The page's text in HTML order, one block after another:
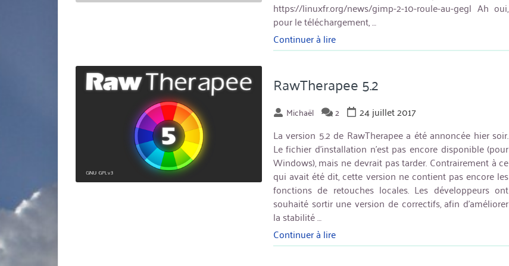
https://linuxfr.org/news/gimp-2-10-roule-au-gegl Ah oui,
pour le téléchargement, …
Continuer à lire« Sortie
de
2.10 »
RawTherapee 5.2
Michaël 2
24 juillet 2017
La version 5.2 de RawTherapee a été annoncée hier soir.
Le fichier d’installation n’est pas encore disponible (pour
Windows), mais ne devrait pas tarder. Contrairement à ce
qui avait été dit, cette version ne contient pas encore les
fonctions de retouches locales. Les développeurs ont
souhaité sortir une version de correctifs, afin d’améliorer
la stabilité …
Continuer à lire« RawTherapee
5.2 »
miniature